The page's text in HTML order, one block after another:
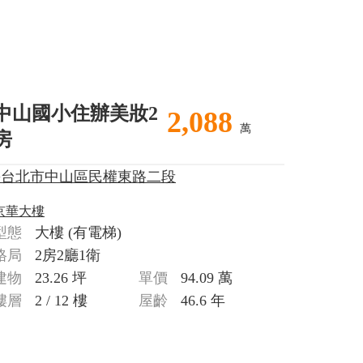
山國小住辦美妝2 2,088 萬
北市中山區民權東路二段
華大樓
態 大樓 (有電梯)
局
2房2廳1衛
物
23.26 坪 單價
94.09 萬
層
2 / 12 樓 屋齡 46.6 年